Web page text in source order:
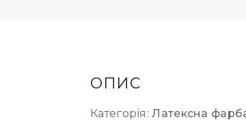
ОПИС
Категорія:Латексна